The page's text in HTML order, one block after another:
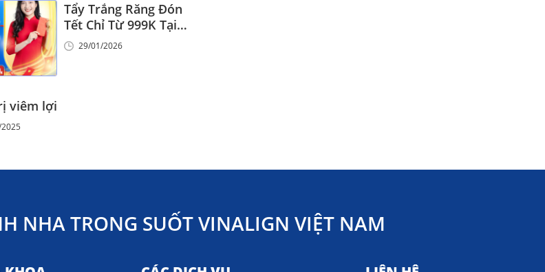
Tẩy Trắng Răng Đón
Tết Chỉ Từ 999K Tại
Nha Khoa Vinalign
29/01/2026
viêm lợi
NHA TRONG SUỐT VINALIGN VIỆT NAM